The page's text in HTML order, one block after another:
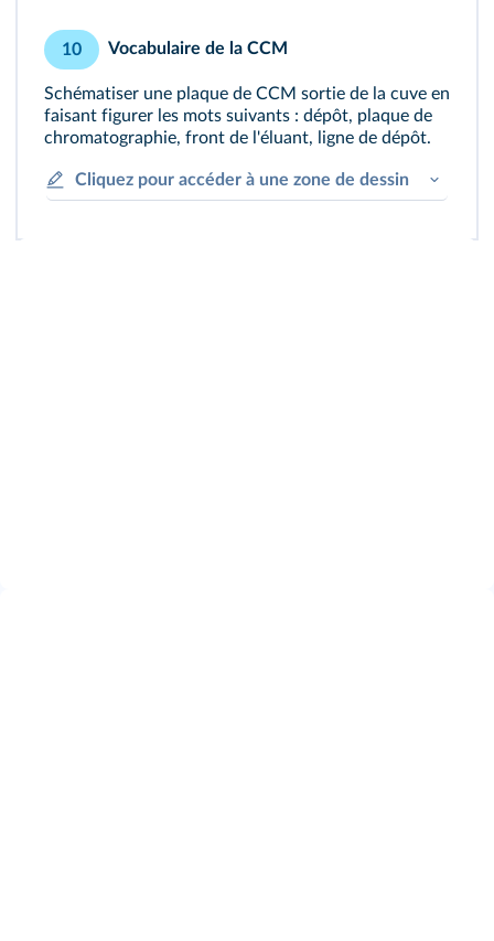
10 Vocabulaire de la CCM
Schématiser une plaque de CCM sortie de la cuve en
faisant figurer les mots suivants : dépôt, plaque de
chromatographie, front de l'éluant, ligne de dépôt.
Cliquez pour accéder à une zone de dessin